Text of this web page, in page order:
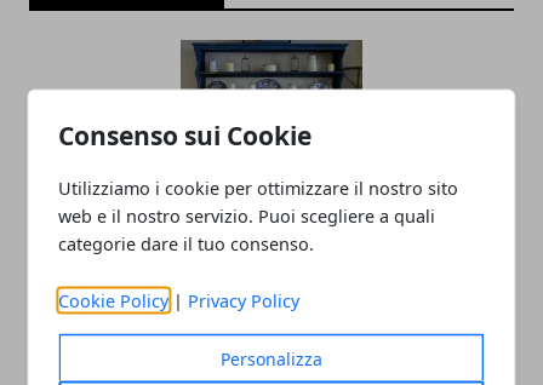
Consenso sui Cookie
Utilizziamo i cookie per ottimizzare il nostro sito
web e il nostro servizio. Puoi scegliere a quali
categorie dare il tuo consenso.
Cookie Policy | Privacy Policy
Personalizza
Prestiti Casa, Arredamento e Mobili:
Proposte Aprile 2019
24/04/2019